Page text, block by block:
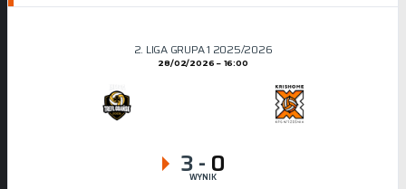
2. LIGA GRUPA 1 2025/2026
28/02/2026 16:00
3- 0
WYNIK